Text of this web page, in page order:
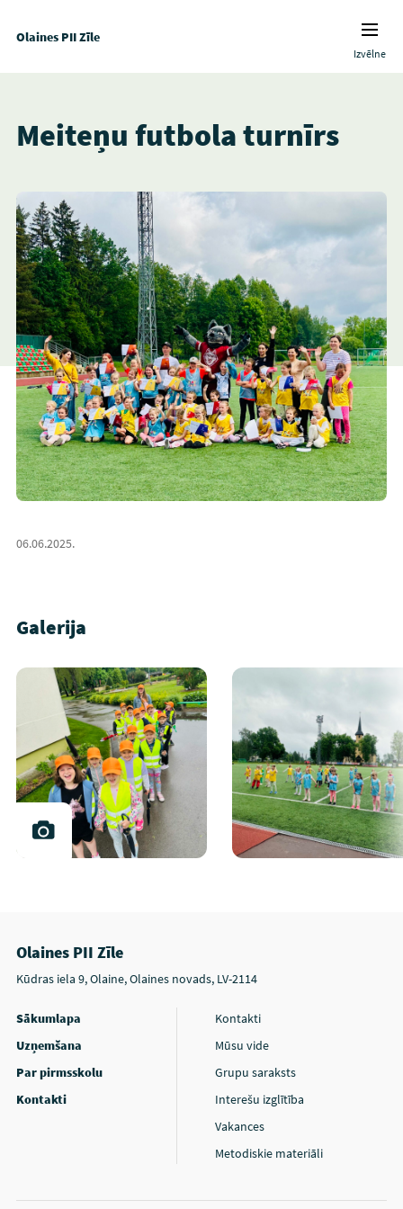
Olaines PII Zīle
Izvēlne
Meiteņu futbola turnīrs
06.06.2025.
Galerija
Olaines PII Zīle
Kūdras iela 9, Olaine, Olaines novads, LV-2114
Sākumlapa
Uzņemšana
Par pirmsskolu
Kontakti
Kontakti
Mūsu vide
Grupu saraksts
Interešu izglītība
Vakances
Metodiskie materiāli